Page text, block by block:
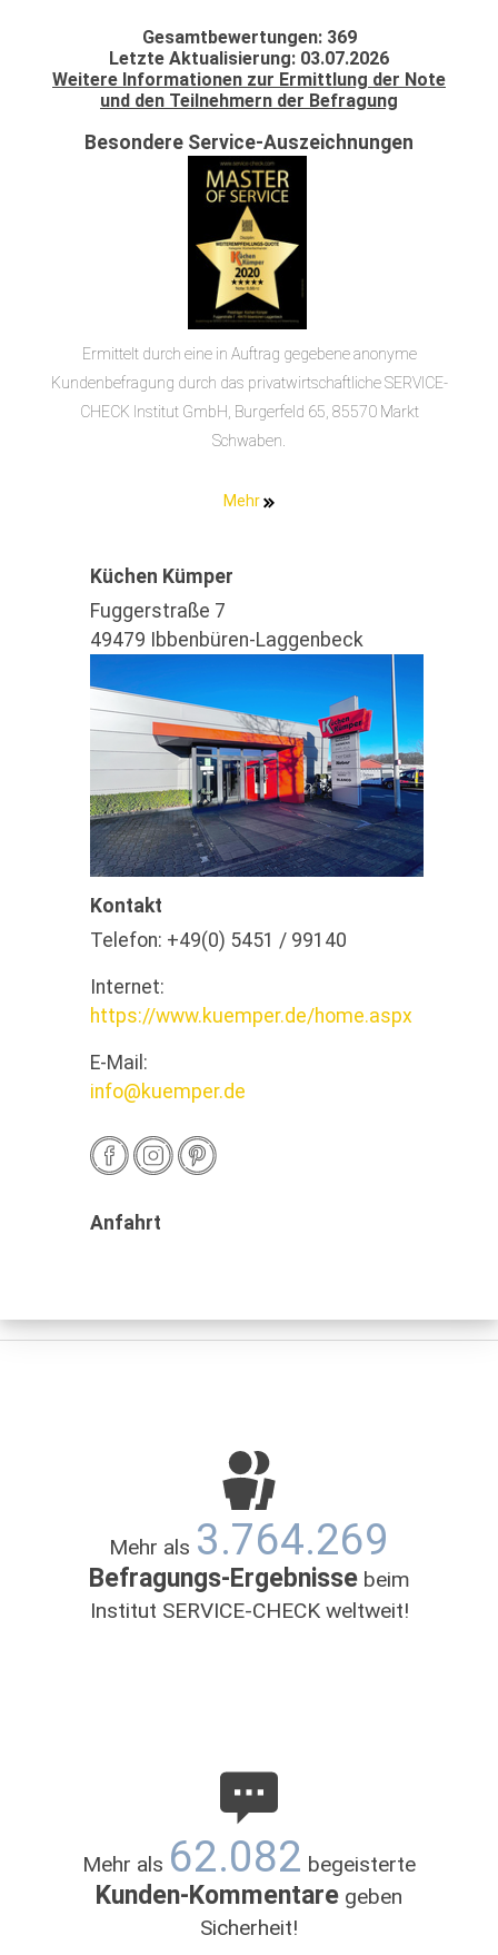
Gesamtbewertungen: 369
Letzte Aktualisierung: 03.07.2026
Weitere Informationen zur Ermittlung der Note
und den Teilnehmern der Befragung
Besondere Service-Auszeichnungen
Ermittelt durch eine in Auftrag gegebene anonyme
Kundenbefragung durch das privatwirtschaftliche SERVICE-
CHECK Institut GmbH, Burgerfeld 65, 85570 Markt
Schwaben.
Mehr
Küchen Kümper
Fuggerstraße 7
49479 Ibbenbüren-Laggenbeck
Kontakt
Telefon: +49(0) 5451 / 99140
Internet:
https://www.kuemper.de/home.aspx
E-Mail:
info@kuemper.de
Anfahrt
Montag
09:00 - 12:30
18:00
Freitag
18:00
Samstag
09:00 - 12:30
Mehr als 3.764.269
Befragungs-Ergebnissebeim
Institut SERVICE-CHECK weltweit!
Mehr als 62.082 begeisterte
Kunden-Kommentare geben
Sicherheit!